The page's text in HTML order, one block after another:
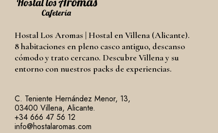
Hostal Los Aromas | Hostal en Villena (Alicante).
8 habitaciones en pleno casco antiguo, descanso
cómodo y trato cercano. Descubre Villena y su
entorno con nuestros packs de experiencias.
C. Teniente Hernández Menor, 13,
03400 Villena, Alicante.
+34 666 47 56 12
info@hostalaromas.com